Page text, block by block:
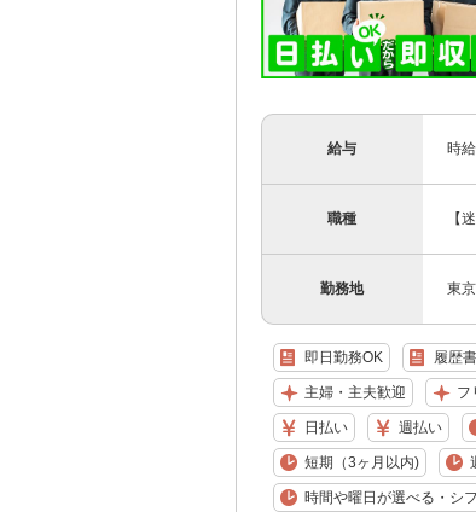
給与 時
職種 【
勤務地 東
即日勤務OK 履歴
主婦・主夫歓迎 フ
日払い 週払い
短期（3ヶ月以内)
時間や曜日が選べる・シ